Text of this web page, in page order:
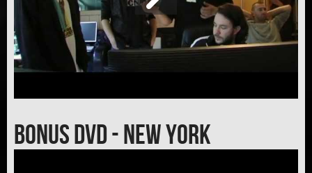
BONUS DVD - New York